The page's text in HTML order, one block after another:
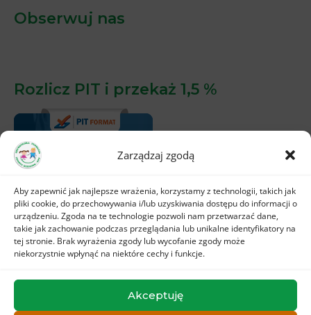
Zarządzaj zgodą
Aby zapewnić jak najlepsze wrażenia, korzystamy z technologii, takich jak
pliki cookie, do przechowywania i/lub uzyskiwania dostępu do informacji o
urządzeniu. Zgoda na te technologie pozwoli nam przetwarzać dane,
takie jak zachowanie podczas przeglądania lub unikalne identyfikatory na
tej stronie. Brak wyrażenia zgody lub wycofanie zgody może
niekorzystnie wpłynąć na niektóre cechy i funkcje.
Akceptuję
Obserwuj nas
Rozlicz PIT i przekaż 1,5 %